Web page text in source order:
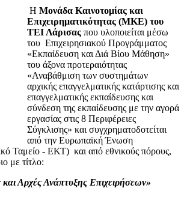
Η Μονάδα Καινοτομίας και
Επιχειρηματικότητας (ΜΚΕ) του
ΤΕΙ Λάρισας που υλοποιείται μέσω
του Επιχειρησιακού Προγράμματος
«Εκπαίδευση και Διά Βίου Μάθηση»
του άξονα προτεραιότητας
«Αναβάθμιση των συστημάτων
αρχικής επαγγελματικής κατάρτισης και
επαγγελματικής εκπαίδευσης και
σύνδεση της εκπαίδευσης με την αγορά
εργασίας στις 8 Περιφέρειες
Σύγκλισης» και συγχρηματοδοτείται
από την Ευρωπαϊκή Ένωση
Ταμείο - ΕΚΤ) και από εθνικούς πόρους,
με τίτλο:
και Αρχές Ανάπτυξης Επιχειρήσεων»